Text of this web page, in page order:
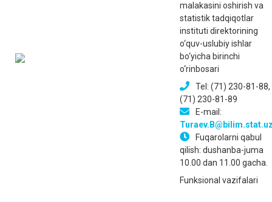
malakasini oshirish va
statistik tadqiqotlar
instituti direktorining
o‘quv-uslubiy ishlar
bo‘yicha birinchi
o‘rinbosari
Tel: (71) 230-81-88,
(71) 230-81-89
E-mail:
Fuqarolarni qabul
qilish: dushanba-juma
10.00 dan 11.00 gacha.
Funksional vazifalari